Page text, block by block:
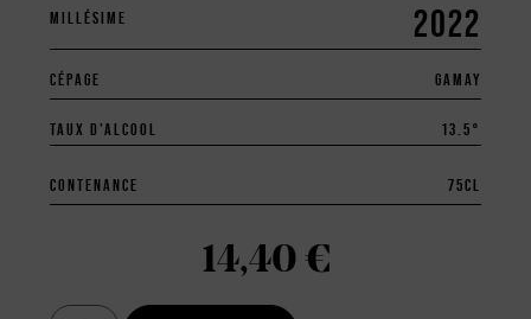
MILLÉSIME 2022
CÉPAGE GAMAY
TAUX D’ALCOOL 13.5°
CONTENANCE 75CL
14,40 €